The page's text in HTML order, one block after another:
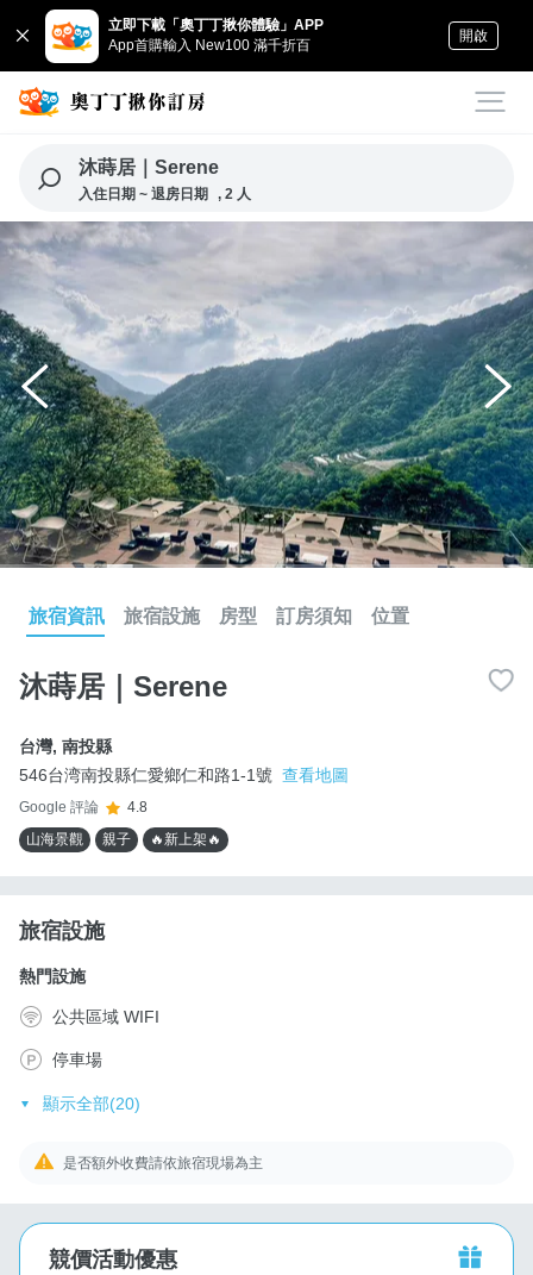
立即下載「奧丁丁揪你體驗」APP
App首購輸入 New100 滿千折百
開啟
沐蒔居｜Serene
入住日期 ~ 退房日期 , 2 人
旅宿資訊 旅宿設施 房型 訂房須知 位置
沐蒔居｜Serene
台灣, 南投縣
546台湾南投縣仁愛鄉仁和路1-1號 查看地圖
Google 評論
4.8
山海景觀
親子 🔥新上架🔥
旅宿設施
熱門設施
公共區域 WIFI
停車場
顯示全部(20)
是否額外收費請依旅宿現場為主
競價活動優惠